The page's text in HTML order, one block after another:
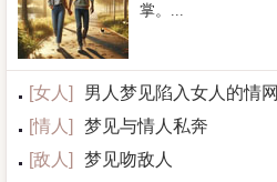
掌。...
[女人 ]
男人梦见陷入女人的情网
[情人 ]
梦见与情人私奔
[敌人 ]
梦见吻敌人